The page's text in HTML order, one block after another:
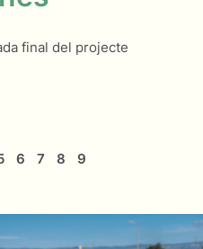
final del projecte
6 7 8 9